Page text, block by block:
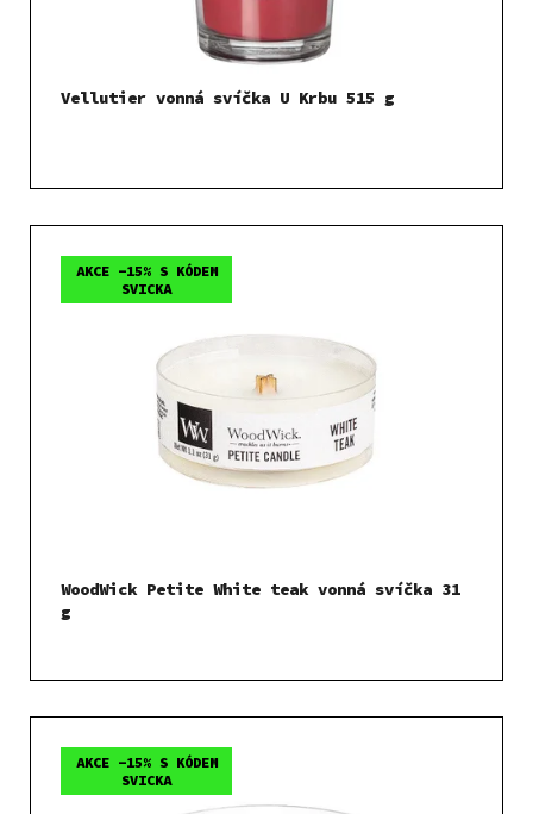
Vellutier vonná svíčka U Krbu 515 g
AKCE -15% S KÓDEM
SVICKA
WoodWick Petite White teak vonná svíčka 31
g
AKCE -15% S KÓDEM
SVICKA